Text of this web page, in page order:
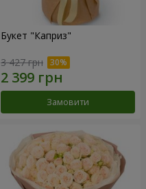
Букет "Каприз"
3 427 грн
Замовити